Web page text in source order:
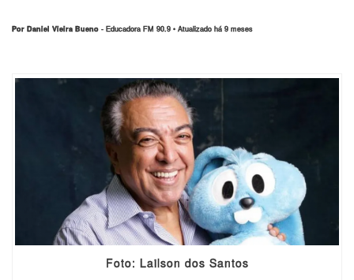
Por Daniel Vieira Bueno - Educadora FM 90.9 • Atualizado há 9 meses
Foto: Lailson dos Santos